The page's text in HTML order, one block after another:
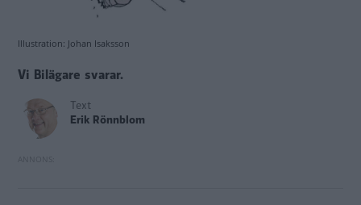
Illustration: Johan Isaksson
Vi Bilägare svarar.
Text
Erik Rönnblom